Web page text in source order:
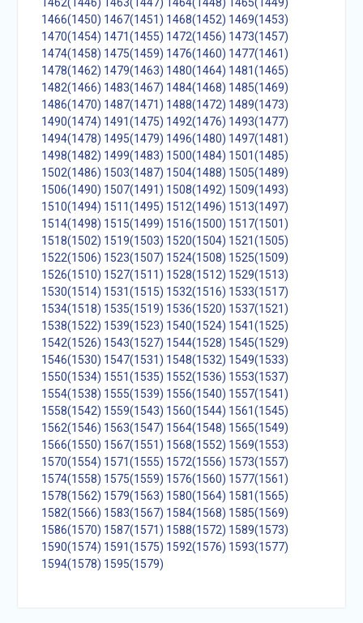
1466(1450) 1467(1451) 1468(1452) 1469(1453)
1470(1454) 1471(1455) 1472(1456) 1473(1457)
1474(1458) 1475(1459) 1476(1460) 1477(1461)
1478(1462) 1479(1463) 1480(1464) 1481(1465)
1482(1466) 1483(1467) 1484(1468) 1485(1469)
1486(1470) 1487(1471) 1488(1472) 1489(1473)
1490(1474) 1491(1475) 1492(1476) 1493(1477)
1494(1478) 1495(1479) 1496(1480) 1497(1481)
1498(1482) 1499(1483) 1500(1484) 1501(1485)
1502(1486) 1503(1487) 1504(1488) 1505(1489)
1506(1490) 1507(1491) 1508(1492) 1509(1493)
1510(1494) 1511(1495) 1512(1496) 1513(1497)
1514(1498) 1515(1499) 1516(1500) 1517(1501)
1518(1502) 1519(1503) 1520(1504) 1521(1505)
1522(1506) 1523(1507) 1524(1508) 1525(1509)
1526(1510) 1527(1511) 1528(1512) 1529(1513)
1530(1514) 1531(1515) 1532(1516) 1533(1517)
1534(1518) 1535(1519) 1536(1520) 1537(1521)
1538(1522) 1539(1523) 1540(1524) 1541(1525)
1542(1526) 1543(1527) 1544(1528) 1545(1529)
1546(1530) 1547(1531) 1548(1532) 1549(1533)
1550(1534) 1551(1535) 1552(1536) 1553(1537)
1554(1538) 1555(1539) 1556(1540) 1557(1541)
1558(1542) 1559(1543) 1560(1544) 1561(1545)
1562(1546) 1563(1547) 1564(1548) 1565(1549)
1566(1550) 1567(1551) 1568(1552) 1569(1553)
1570(1554) 1571(1555) 1572(1556) 1573(1557)
1574(1558) 1575(1559) 1576(1560) 1577(1561)
1578(1562) 1579(1563) 1580(1564) 1581(1565)
1582(1566) 1583(1567) 1584(1568) 1585(1569)
1586(1570) 1587(1571) 1588(1572) 1589(1573)
1590(1574) 1591(1575) 1592(1576) 1593(1577)
1594(1578) 1595(1579)